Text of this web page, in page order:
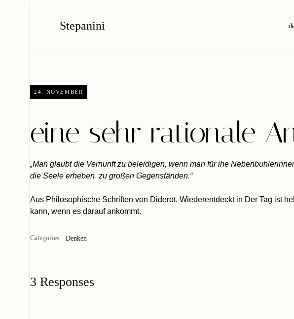
Stepanini
24. NOVEMBER
eine sehr rationale
„Man glaubt die Vernunft zu beleidigen, wenn man für ihe
die Seele erheben zu großen Gegenständen.“
Aus Philosophische Schriften von Diderot. Wiederentdeckt in Der Tag ist
kann, wenn es darauf ankommt.
Categories: Denken
3 Responses